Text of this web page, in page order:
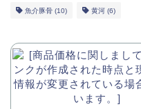
魚介豚骨 (10) 黄河 (6)